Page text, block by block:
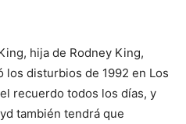
hija de Rodney King,
los disturbios de 1992 en Los
recuerdo todos los días, y
también tendrá que